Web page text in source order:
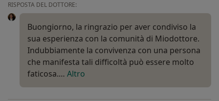
RISPOSTA DEL DOTTORE:
Buongiorno, la ringrazio per aver condiviso la
sua esperienza con la comunità di Miodottore.
Indubbiamente la convivenza con una persona
che manifesta tali difficoltà può essere molto
faticosa.… Altro